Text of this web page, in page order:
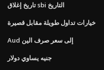
تاريخ إغلاق sbi التاريخ
خيارات تداول طويلة مقابل قصيرة
Aud إلى سعر صرف الين
جنيه يساوي دولار